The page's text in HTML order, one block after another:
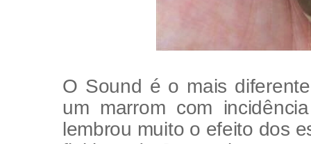
O Sound é o mais
um marrom com
lembrou muito o efeito dos